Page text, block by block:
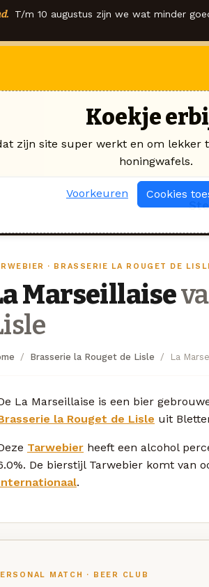
T/m 10 augustus zijn we wat minder
· BRASSERIE LA ROUGET DE
Marseillaise
Brasserie la Rouget de Lisle La
La Marseillaise is een bier
la Rouget de Lisle uit
Tarwebier heeft een alcohol
De bierstijl Tarwebier komt van
.
MATCH · BEER CLUB
Koekje
zijn site super werkt en om lekker
honingwafels.
Voorkeuren Cookies